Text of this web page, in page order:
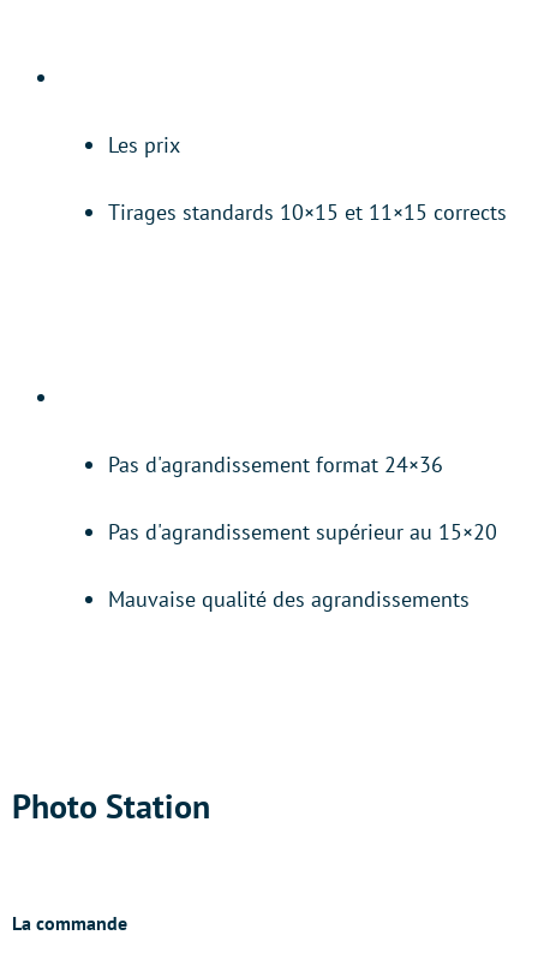
Les prix
Tirages standards 10×15 et 11×15 corrects
Pas d'agrandissement format 24×36
Pas d'agrandissement supérieur au 15×20
Mauvaise qualité des agrandissements
Photo Station
La commande